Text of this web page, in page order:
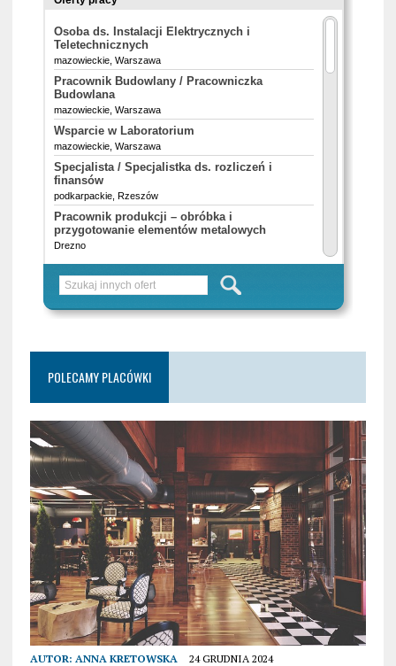
POLECAMY PLACÓWKI
AUTOR: ANNA KRETOWSKA 24 GRUDNIA 2024